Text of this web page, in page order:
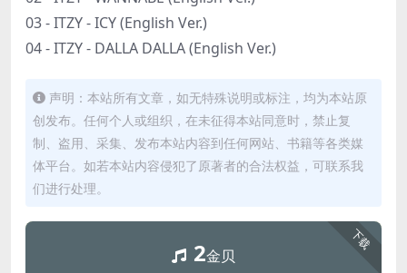
03 - ITZY - ICY (English Ver.)
04 - ITZY - DALLA DALLA (English Ver.)
声明：本站所有文章，如无特殊说明或标注，均为本站原
创发布。任何个人或组织，在未征得本站同意时，禁止复
制、盗用、采集、发布本站内容到任何网站、书籍等各类媒
体平台。如若本站内容侵犯了原著者的合法权益，可联系我
们进行处理。
下载
2金贝